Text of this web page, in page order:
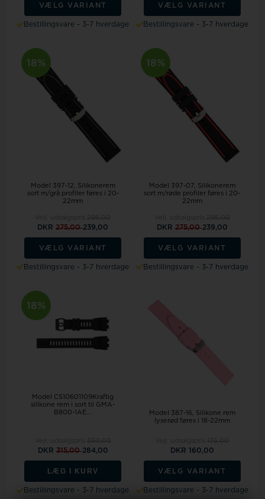
VÆLG VARIANT
Bestillingsvare - 3-7 hverdage
VÆLG VARIANT
Bestillingsvare - 3-7 hverdage
18%
Model 397-12
Silikonerem
sort m/grå profiler føres i 20-
22mm
DKR275,00239,00
VÆLG VARIANT
Bestillingsvare - 3-7 hverdage
18%
Model 397-07
Silikonerem
sort m/røde profiler føres i 20-
22mm
DKR 275,00239,00
VÆLG VARIANT
Bestillingsvare - 3-7 hverdage
18%
Model CS10601109Kraftig
silikone rem i sort til GMA-
B800-1AE...
DKR 315,00284,00
LÆG I KURV
Bestillingsvare - 3-7 hverdage
Model 387-16
Silikone rem
lyserød føres i 18-22mm
DKR 160,00
VÆLG VARIANT
Bestillingsvare - 3-7 hverdage